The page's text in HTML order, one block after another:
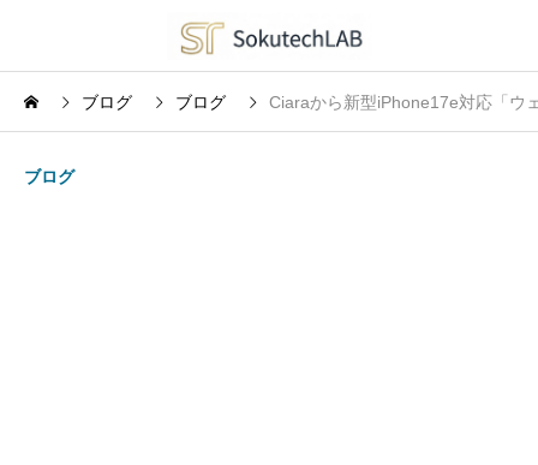
ブログ ブログ Ciaraから新型iPhone17e対応「ウ
ブログ